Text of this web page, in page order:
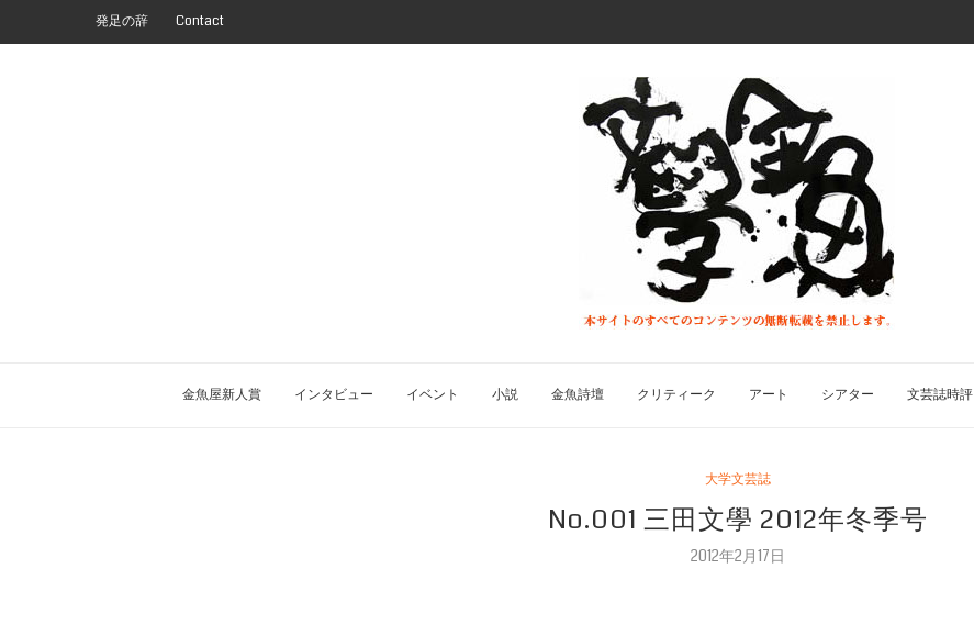
発足の辞 Contact
金魚屋新人賞 インタビュー イベント 小説 金魚詩壇 クリティーク アート シアター 文芸誌時評
大学文芸誌
No.001 三田文學 2012年冬季号
2012年2月17日